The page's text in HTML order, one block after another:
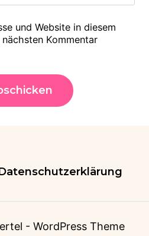
und Website in diesem
Kommentar
- WordPress Theme